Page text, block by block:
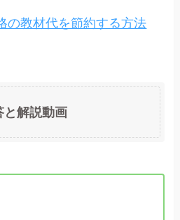
の教材代を節約する方法
と解説動画